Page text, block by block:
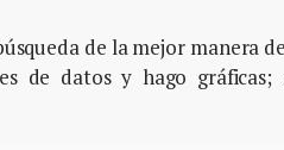
de la mejor manera
de datos y hago